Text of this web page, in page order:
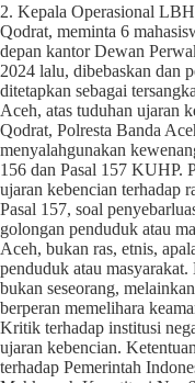
2. Kepala Operasional
Qodrat, meminta 6
depan kantor Dewan
2024 lalu, dibebaskan dan
ditetapkan sebagai
Aceh, atas tuduhan ujaran
Qodrat, Polresta Banda
menyalahgunakan
156 dan Pasal 157 KUHP.
ujaran kebencian terhadap
Pasal 157, soal
golongan penduduk atau
Aceh, bukan ras, etnis,
penduduk atau
bukan seseorang,
berperan memelihara
Kritik terhadap institusi
ujaran kebencian.
terhadap Pemerintah